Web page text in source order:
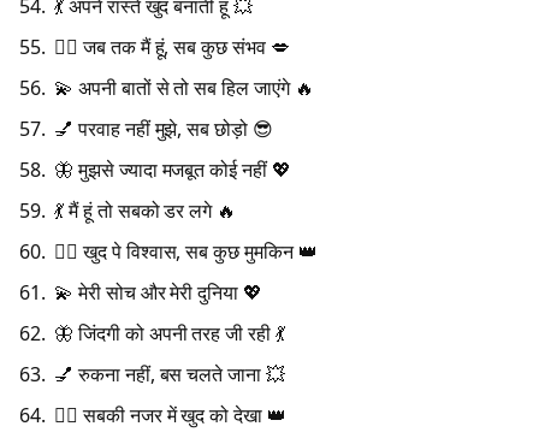
💃 अपने रास्ते खुद बनाती हूं 💥
💁‍♀️ जब तक मैं हूं, सब कुछ संभव 💋
💫 अपनी बातों से तो सब हिल जाएंगे 🔥
💅 परवाह नहीं मुझे, सब छोड़ो 😎
🦋 मुझसे ज्यादा मजबूत कोई नहीं 💖
💃 मैं हूं तो सबको डर लगे 🔥
💁‍♀️ खुद पे विश्वास, सब कुछ मुमकिन 👑
💫 मेरी सोच और मेरी दुनिया 💖
🦋 जिंदगी को अपनी तरह जी रही 💃
💅 रुकना नहीं, बस चलते जाना 💥
💁‍♀️ सबकी नजर में खुद को देखा 👑